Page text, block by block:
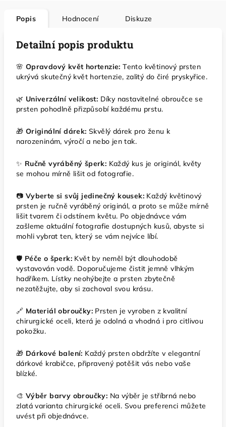
Popis Hodnocení Diskuze
Detailní popis produktu
🌸 Opravdový květ hortenzie: Tento květinový prsten
ukrývá skutečný květ hortenzie, zalitý do čiré pryskyřice.
🌿 Univerzální velikost: Díky nastavitelné obroučce se
prsten pohodlně přizpůsobí každému prstu.
🎁 Originální dárek: Skvělý dárek pro ženu k
narozeninám, výročí a nebo jen tak.
✨ Ručně vyráběný šperk: Každý kus je originál, květy
se mohou mírně lišit od fotografie.
📷 Vyberte si svůj jedinečný kousek: Každý květinový
prsten je ručně vyráběný originál, a proto se může mírně
lišit tvarem či odstínem květu. Po objednávce vám
zašleme aktuální fotografie dostupných kusů, abyste si
mohli vybrat ten, který se vám nejvíce líbí.
🛡️ Péče o šperk: Květ by neměl být dlouhodobě
vystavován vodě. Doporučujeme čistit jemně vlhkým
hadříkem. Lístky neohýbejte a prsten zbytečně
nezatěžujte, aby si zachoval svou krásu.
🔗 Materiál obroučky: Prsten je vyroben z kvalitní
chirurgické oceli, která je odolná a vhodná i pro citlivou
pokožku.
🎁 Dárkové balení: Každý prsten obdržíte v elegantní
dárkové krabičce, připravený potěšit vás nebo vaše
blízké.
🎨 Výběr barvy obroučky: Na výběr je stříbrná nebo
zlatá varianta chirurgické oceli. Svou preferenci můžete
uvést při objednávce.